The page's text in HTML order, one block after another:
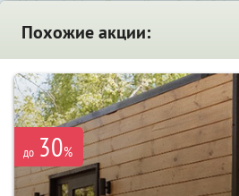
Похожие акции:
до 30%